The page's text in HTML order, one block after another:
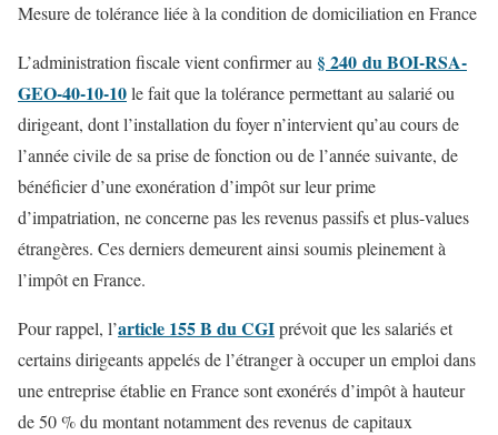
Mesure de tolérance liée à la condition de domiciliation en France
L’administration fiscale vient confirmer au § 240 du BOI-RSA-
GEO-40-10-10le fait que la tolérance permettant au salarié ou
dirigeant, dont l’installation du foyer n’intervient qu’au cours de
l’année civile de sa prise de fonction ou de l’année suivante, de
bénéficier d’une exonération d’impôt sur leur prime
d’impatriation, ne concerne pas les revenus passifs et plus-values
étrangères. Ces derniers demeurent ainsi soumis pleinement à
l’impôt en France.
Pour rappel, l’article 155 B du CGIprévoit que les salariés et
certains dirigeants appelés de l’étranger à occuper un emploi dans
une entreprise établie en France sont exonérés d’impôt à hauteur
de 50 % du montant notamment des revenus de capitaux